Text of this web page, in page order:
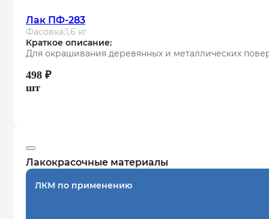
Лак ПФ-283
Фасовка:1,6 кг
Краткое описание:
Для окрашивания деревянных и металлических
498 ₽
шт
Лакокрасочные материалы
ЛКМ по применению